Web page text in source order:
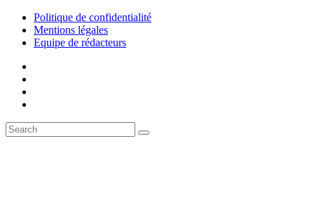
Politique de confidentialité
Mentions légales
Equipe de rédacteurs